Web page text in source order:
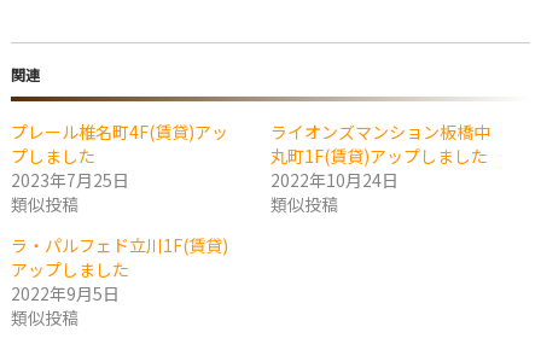
関連
プレール椎名町4F(賃貸)アッ
プしました
2023年7月25日
類似投稿
ライオンズマンション板橋中
丸町1F(賃貸)アップしました
2022年10月24日
類似投稿
ラ・パルフェド立川1F(賃貸)
アップしました
2022年9月5日
類似投稿